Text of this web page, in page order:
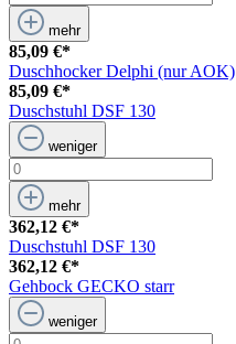
mehr
85,09 €*
Duschhocker Delphi (nur AOK)
85,09 €*
Duschstuhl DSF 130
weniger
mehr
362,12 €*
Duschstuhl DSF 130
362,12 €*
Gehbock GECKO starr
weniger